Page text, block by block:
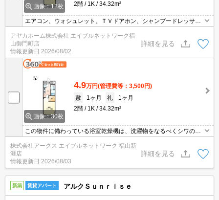
画像：12枚
2階
1K 34.32m²
エアコン、ウォシュレット、ＴＶドアホン、シャンプードレッサ
ー、浴室乾燥機能、追い炊き機能付バス完備。敷地内専用ごみ置き
場あります。
アヤカホーム株式会社 エイブルネットワーク福
山御門町店
情報更新日 2026/08/02
詳細を見る
画像：30枚
4.9万円(管理費等：3,500円)
敷
1ヶ月 礼
1ヶ月
2階
1K 34.32m²
この物件に備わっている浴室乾燥機は、洗濯物をなるべくシワのな
見えるTVインターホン付きです。2口コンロが付いているので、同
時に2つの料理できるので毎日忙しい人におすすめです。住みやす
さが満載でイチオシのアパートはこちらです。自立したキッチンの
ある1K物件です。
株式会社アークス エイブルネットワーク 福山新
涯店
情報更新日 2026/08/03
詳細を見る
新築 賃貸アパート アルクＳｕｎｒｉｓｅ